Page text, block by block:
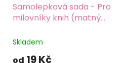
Samolepková sada - Pro
milovníky knih (matný
Barevný potisk,
Skladem
od 19 Kč